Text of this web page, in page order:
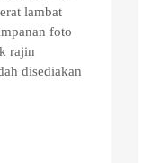
lambat
foto
rajin
disediakan